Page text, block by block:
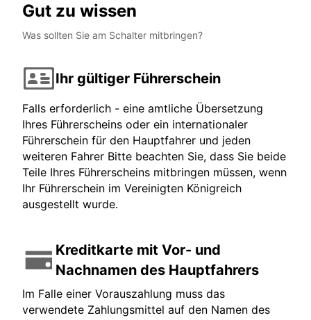
Gut zu wissen
Was sollten Sie am Schalter mitbringen?
Ihr gültiger Führerschein
Falls erforderlich - eine amtliche Übersetzung
Ihres Führerscheins oder ein internationaler
Führerschein für den Hauptfahrer und jeden
weiteren Fahrer Bitte beachten Sie, dass Sie beide
Teile Ihres Führerscheins mitbringen müssen, wenn
Ihr Führerschein im Vereinigten Königreich
ausgestellt wurde.
Kreditkarte mit Vor- und
Nachnamen des Hauptfahrers
Im Falle einer Vorauszahlung muss das
verwendete Zahlungsmittel auf den Namen des